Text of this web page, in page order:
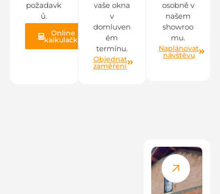
požadavk
ů.
Online
kalkulačka
vaše okna
v
domluven
ém
termínu.
Objednat
zaměření
osobně v
našem
showroo
mu.
Naplánovat
návštěvu